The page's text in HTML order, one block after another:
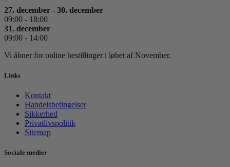
27. december - 30. december
09:00 - 18:00
31. december
09:00 - 14:00
Vi åbner for online bestillinger i løbet af November.
Links
Kontakt
Handelsbetingelser
Sikkerhed
Privatlivspolitik
Sitemap
Sociale medier